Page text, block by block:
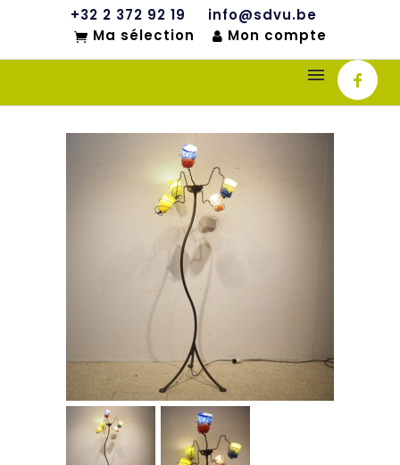
+32 2 372 92 19
info@sdvu.be
Ma sélection
Mon compte